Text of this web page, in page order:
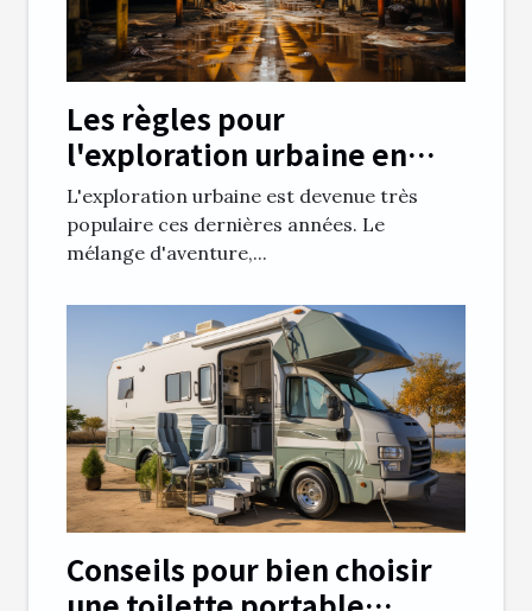
Les règles pour
l'exploration urbaine en
toute sécurité
L'exploration urbaine est devenue très
populaire ces dernières années. Le
mélange d'aventure,...
Conseils pour bien choisir